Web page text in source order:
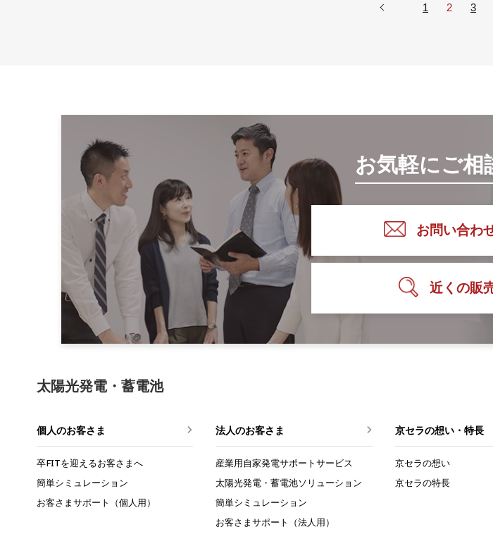
1 2 3
お気軽にご相
お問い合わ
近くの販
太陽光発電・蓄電池
個人のお客さま
卒FITを迎えるお客さまへ
簡単シミュレーション
お客さまサポート（個人用）
法人のお客さま
産業用自家発電サポートサービス
太陽光発電・蓄電池ソリューション
簡単シミュレーション
お客さまサポート（法人用）
京セラの想い・特長
京セラの想い
京セラの特長